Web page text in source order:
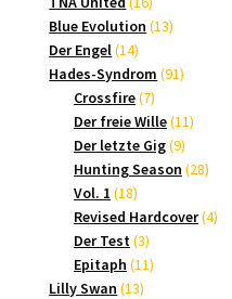
Produkte
Blue Evolution 1313
Der Engel 1414
Produkte
Hades-Syndrom 9191
Crossfire 77
Produkte
Der freie Wille 1111
Der letzte Gig 99
Produkte
Hunting Season 2828
Vol. 1 1818
Produkte
Revised Hardcover 44
Der Test 33
Produkte
Epitaph 1111
Lilly Swan 1313